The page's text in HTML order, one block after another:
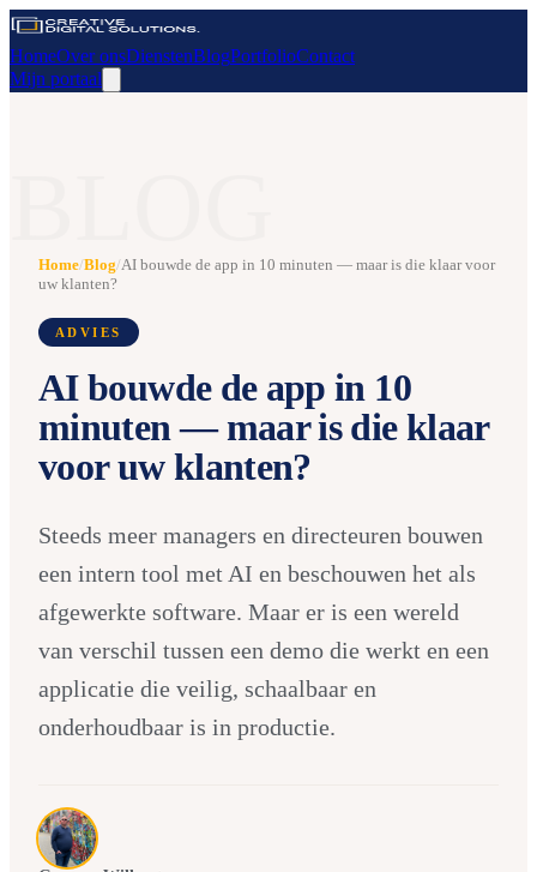
HomeOver onsDienstenBlogPortfolioContact
Mijn portaal
Home/Blog/AI bouwde de app in 10 minuten — maar is die klaar voor
uw klanten?
ADVIES
AI bouwde de app in 10
minuten — maar is die klaar
voor uw klanten?
Steeds meer managers en directeuren bouwen
een intern tool met AI en beschouwen het als
afgewerkte software. Maar er is een wereld
van verschil tussen een demo die werkt en een
applicatie die veilig, schaalbaar en
onderhoudbaar is in productie.